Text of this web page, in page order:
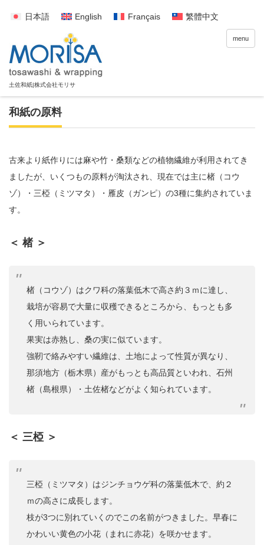
日本語 English Français 繁體中文
menu
和紙の原料
古来より紙作りには麻や竹・桑類などの植物繊維が利用されてき
ましたが、いくつもの原料が淘汰され、現在では主に楮（コウ
ゾ）・三椏（ミツマタ）・雁皮（ガンピ）の3種に集約されていま
す。
＜ 楮 ＞
楮（コウゾ）はクワ科の落葉低木で高さ約３ｍに達し、
栽培が容易で大量に収穫できるところから、もっとも多
く用いられています。
果実は赤熟し、桑の実に似ています。
強靭で絡みやすい繊維は、土地によって性質が異なり、
那須地方（栃木県）産がもっとも高品質といわれ、石州
楮（島根県）・土佐楮などがよく知られています。
＜ 三椏 ＞
三椏（ミツマタ）はジンチョウゲ科の落葉低木で、約２
ｍの高さに成長します。
枝が3つに別れていくのでこの名前がつきました。早春に
かわいい黄色の小花（まれに赤花）を咲かせます。